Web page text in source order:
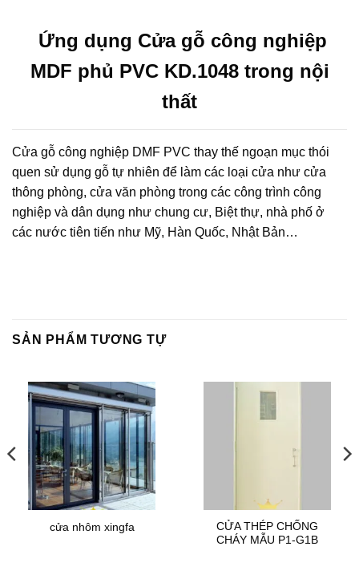
Ứng dụng Cửa gỗ công nghiệp
MDF phủ PVC KD.1048 trong nội
thất
Cửa gỗ công nghiệp DMF PVC thay thế ngoạn mục thói
quen sử dụng gỗ tự nhiên để làm các loại cửa như cửa
thông phòng, cửa văn phòng trong các công trình công
nghiệp và dân dụng như chung cư, Biệt thự, nhà phố ở
các nước tiên tiến như Mỹ, Hàn Quốc, Nhật Bản…
SẢN PHẨM TƯƠNG TỰ
cửa nhôm xingfa
CỬA THÉP CHỐNG
CHÁY MẪU P1-G1B